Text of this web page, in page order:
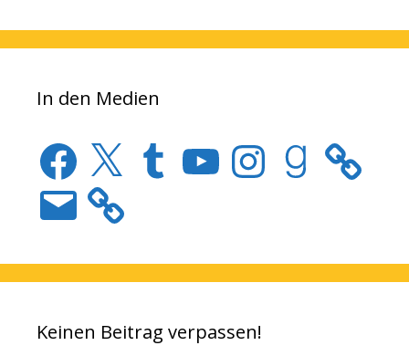
In den Medien
Facebook
X TumblrYouTubeInstagramGoodreads
E-
Mail
Keinen Beitrag verpassen!